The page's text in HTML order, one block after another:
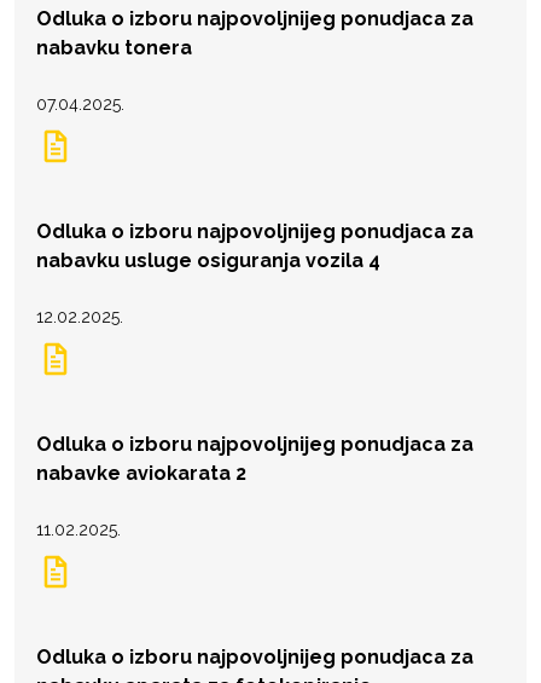
Odluka o izboru najpovoljnijeg ponudjaca za
nabavku tonera
07.04.2025.
Odluka o izboru najpovoljnijeg ponudjaca za
nabavku usluge osiguranja vozila 4
12.02.2025.
Odluka o izboru najpovoljnijeg ponudjaca za
nabavke aviokarata 2
11.02.2025.
Odluka o izboru najpovoljnijeg ponudjaca za